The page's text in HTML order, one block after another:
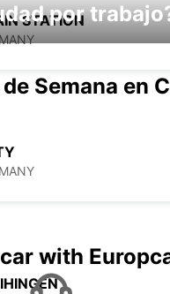
STATION
por
Semana en
with